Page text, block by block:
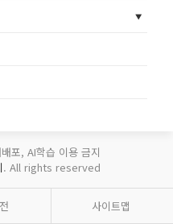
포, AI학습 이용 금지
. All rights reserved
사이트맵